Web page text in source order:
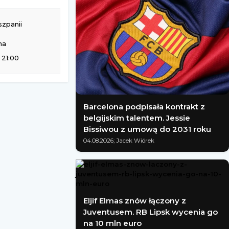
Barcelona podpisała kontrakt z
belgijskim talentem. Jessie
Bissiwou z umową do 2031 roku
04.08.2026; Jacek Wiórek
Eljif Elmas znów łączony z
Juventusem. RB Lipsk wycenia go
na 10 mln euro